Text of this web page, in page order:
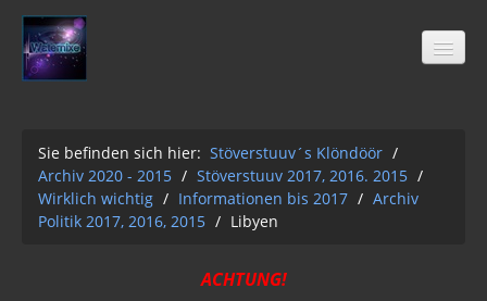
Stöverstuuv´s Klöndöör
Freimaurer
Sie befinden sich hier: Stöverstuuv´s Klöndöör /
Archiv 2020 - 2015 / Stöverstuuv 2017, 2016. 2015 /
Wirklich wichtig / Informationen bis 2017 / Archiv
Politik 2017, 2016, 2015 / Libyen
ACHTUNG!